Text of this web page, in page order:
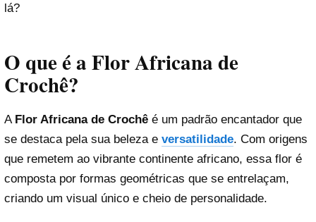
lá?
O que é a Flor Africana de
Crochê?
A Flor Africana de Crochê é um padrão encantador que
se destaca pela sua beleza e versatilidade. Com origens
que remetem ao vibrante continente africano, essa flor é
composta por formas geométricas que se entrelaçam,
criando um visual único e cheio de personalidade.